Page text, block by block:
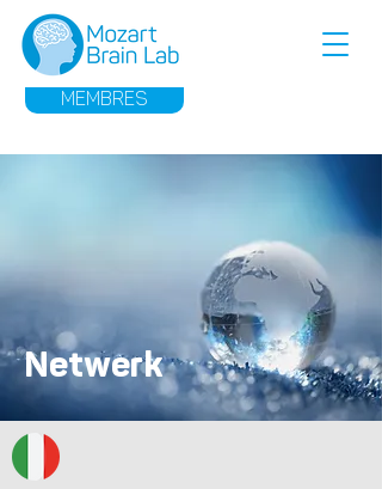
MEMBRES
Netwerk